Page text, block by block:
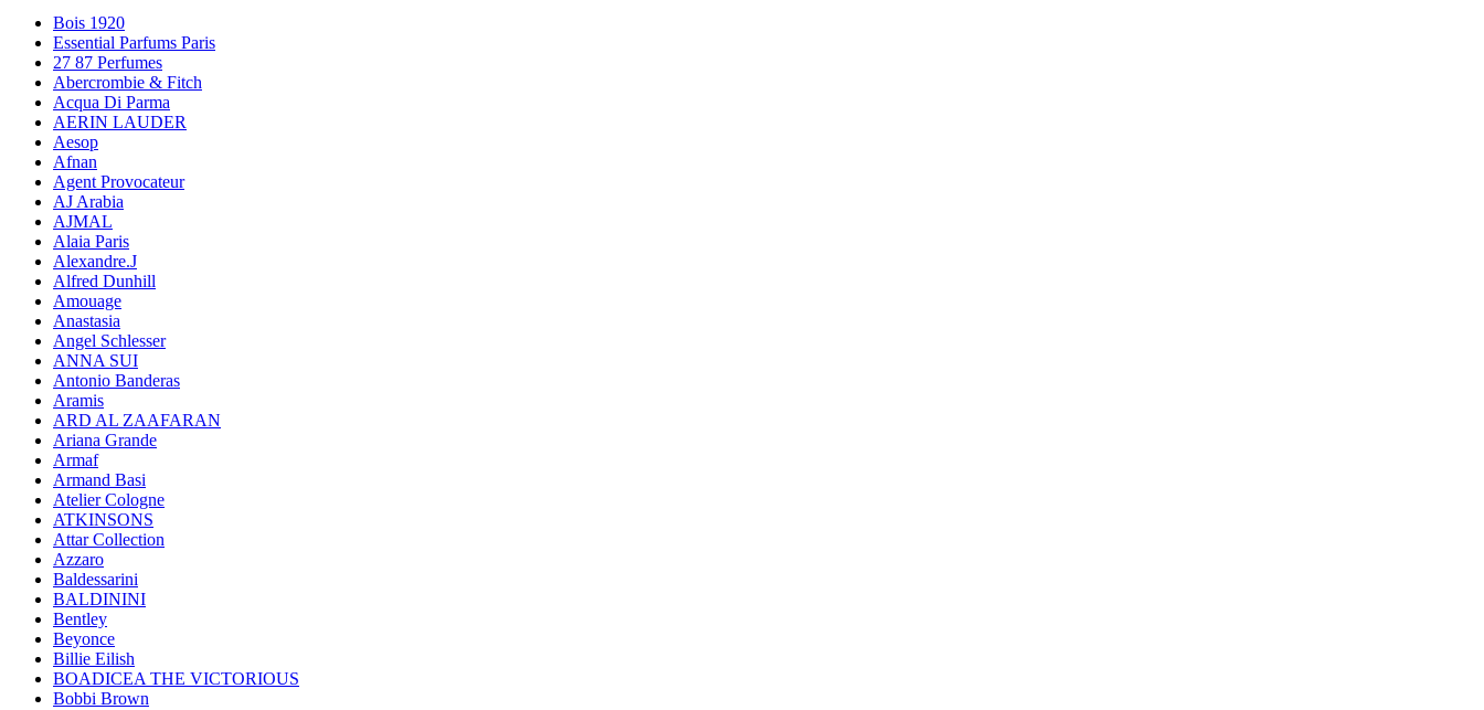
Bois 1920
Essential Parfums Paris
27 87 Perfumes
Abercrombie & Fitch
Acqua Di Parma
AERIN LAUDER
Aesop
Afnan
Agent Provocateur
AJ Arabia
AJMAL
Alaia Paris
Alexandre.J
Alfred Dunhill
Amouage
Anastasia
Angel Schlesser
ANNA SUI
Antonio Banderas
Aramis
ARD AL ZAAFARAN
Ariana Grande
Armaf
Armand Basi
Atelier Cologne
ATKINSONS
Attar Collection
Azzaro
Baldessarini
BALDININI
Bentley
Beyonce
Billie Eilish
BOADICEA THE VICTORIOUS
Bobbi Brown